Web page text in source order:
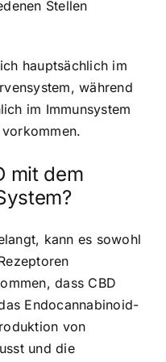
Stellen
hauptsächlich im
während
im Immunsystem
mit dem
kann es sowohl
dass CBD
Endocannabinoid-
von
und die